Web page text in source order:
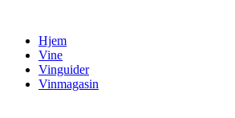
indholdHjem
Vine
Vinguider
Vinmagasin